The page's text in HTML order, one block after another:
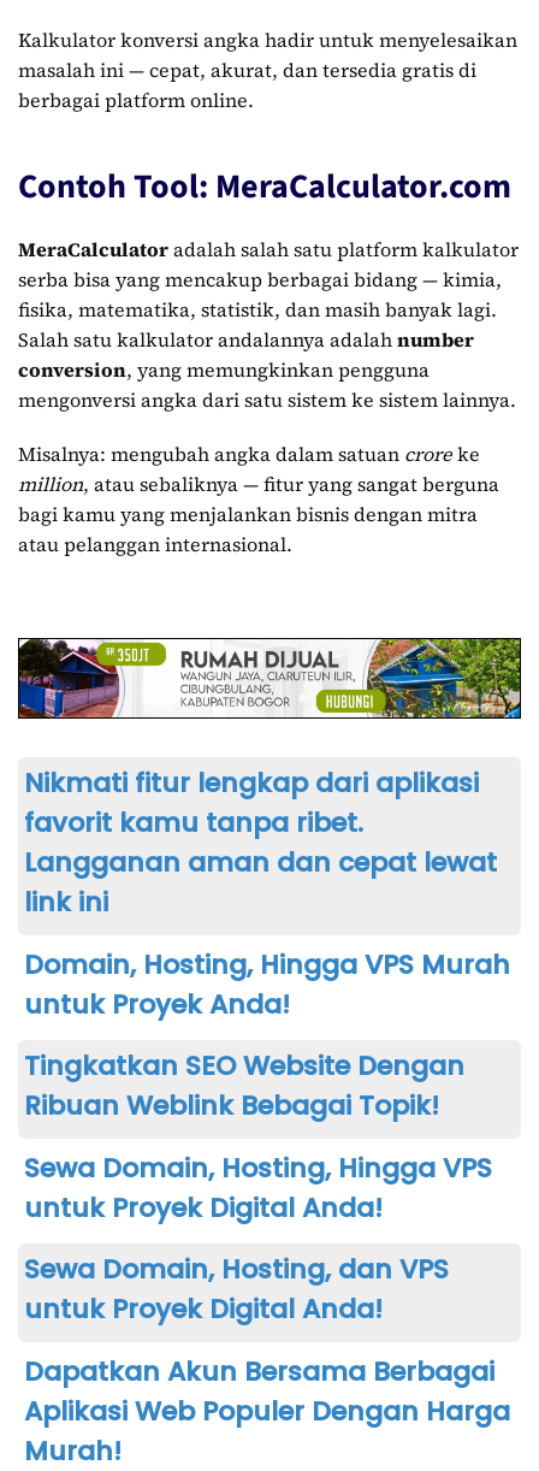
Kalkulator konversi angka hadir untuk menyelesaikan
masalah ini — cepat, akurat, dan tersedia gratis di
berbagai platform online.
Contoh Tool: MeraCalculator.com
MeraCalculatoradalah salah satu platform kalkulator
serba bisa yang mencakup berbagai bidang — kimia,
fisika, matematika, statistik, dan masih banyak lagi.
Salah satu kalkulator andalannya adalahnumber
conversion, yang memungkinkan pengguna
mengonversi angka dari satu sistem ke sistem lainnya.
Misalnya: mengubah angka dalam satuan croreke
million, atau sebaliknya — fitur yang sangat berguna
bagi kamu yang menjalankan bisnis dengan mitra
atau pelanggan internasional.
Nikmati fitur lengkap dari aplikasi
favorit kamu tanpa ribet.
Langganan aman dan cepat lewat
link ini
Domain, Hosting, Hingga VPS Murah
untuk Proyek Anda!
Tingkatkan SEO Website Dengan
Ribuan Weblink Bebagai Topik!
Sewa Domain, Hosting, Hingga VPS
untuk Proyek Digital Anda!
Sewa Domain, Hosting, dan VPS
untuk Proyek Digital Anda!
Dapatkan Akun Bersama Berbagai
Aplikasi Web Populer Dengan Harga
Murah!